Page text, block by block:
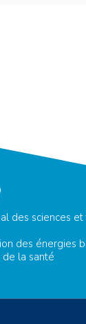
des sciences
des énergies
la santé